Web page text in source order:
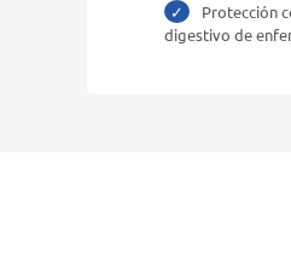
Protección
digestivo de